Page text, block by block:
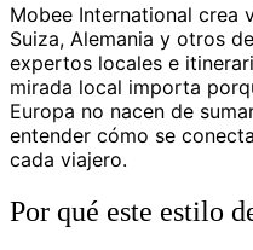
Mobee International crea
Suiza, Alemania y otros
expertos locales e
mirada local importa
Europa no nacen de
entender cómo se
cada viajero.
Por qué este estilo